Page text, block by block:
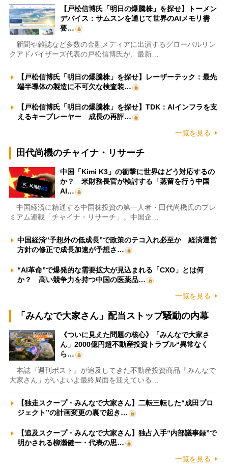
【戸松信博氏「明日の爆騰株」を探せ】トーメン
デバイス：サムスンを通じて世界のAIメモリ需
要…
新聞や雑誌など多数の金融メディアに出演するグローバルリン
クアドバイザーズ代表の戸松信博氏が、最新…
【戸松信博氏「明日の爆騰株」を探せ】レーザーテック：最先
端半導体の製造に不可欠な検査装…
【戸松信博氏「明日の爆騰株」を探せ】TDK：AIインフラを支
えるキープレーヤー 成長の再評…
一覧を見る
田代尚機のチャイナ・リサーチ
中国「Kimi K3」の衝撃に世界はどう対応するの
か？ 米財務長官が検討する「蒸留を行う中国
AI…
中国経済に精通する中国株投資の第一人者・田代尚機氏のプレ
ミアム連載「チャイナ・リサーチ」。中国企…
中国経済“予想外の低成長”で政策のテコ入れ必至か 経済運営
方針の修正で成長加速が予想さ…
“AI革命”で爆発的な需要拡大が見込まれる「CXO」とは何
か？ 高い競争力を持つ中国の医薬品…
一覧を見る
「みんなで大家さん」配当ストップ騒動の内幕
《ついに見えた問題の核心》「みんなで大家さ
ん」2000億円超不動産投資トラブル“異常なく
ら…
本誌『週刊ポスト』が追及してきた不動産投資商品「みんなで
大家さん」がいよいよ最終局面を迎えている…
【独走スクープ・みんなで大家さん】二転三転した“成田プロ
ジェクト”の計画変更の裏で起き…
【追及スクープ・みんなで大家さん】独占入手“内部議事録”で
明かされる柳瀬健一・代表の思…
一覧を見る